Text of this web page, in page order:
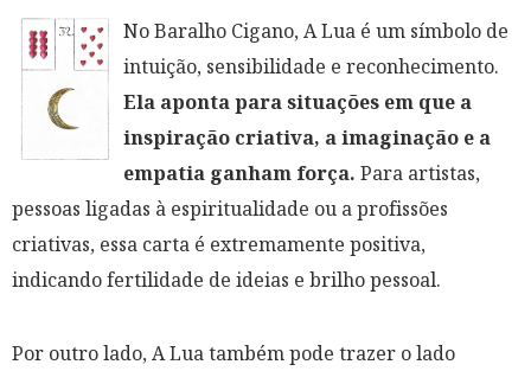
No Baralho Cigano, A Lua é um símbolo de
intuição, sensibilidade e reconhecimento.
Ela aponta para situações em que a
inspiração criativa, a imaginação e a
empatia ganham força. Para artistas,
pessoas ligadas à espiritualidade ou a profissões
criativas, essa carta é extremamente positiva,
indicando fertilidade de ideias e brilho pessoal.
Por outro lado, A Lua também pode trazer o lado